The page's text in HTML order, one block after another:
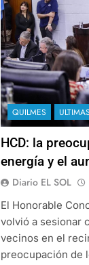
QUILMES
HCD: la
energía y el
Diario EL SOL
El Honorable
volvió a sesionar
vecinos en el
preocupación de